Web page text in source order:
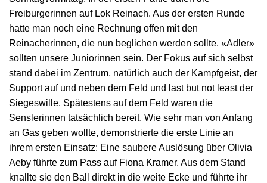
Freiburgerinnen auf Lok Reinach. Aus der ersten Runde
hatte man noch eine Rechnung offen mit den
Reinacherinnen, die nun beglichen werden sollte. «Adler»
sollten unsere Juniorinnen sein. Der Fokus auf sich selbst
stand dabei im Zentrum, natürlich auch der Kampfgeist, der
Support auf und neben dem Feld und last but not least der
Siegeswille. Spätestens auf dem Feld waren die
Senslerinnen tatsächlich bereit. Wie sehr man von Anfang
an Gas geben wollte, demonstrierte die erste Linie an
ihrem ersten Einsatz: Eine saubere Auslösung über Olivia
Aeby führte zum Pass auf Fiona Kramer. Aus dem Stand
knallte sie den Ball direkt in die weite Ecke und führte ihr